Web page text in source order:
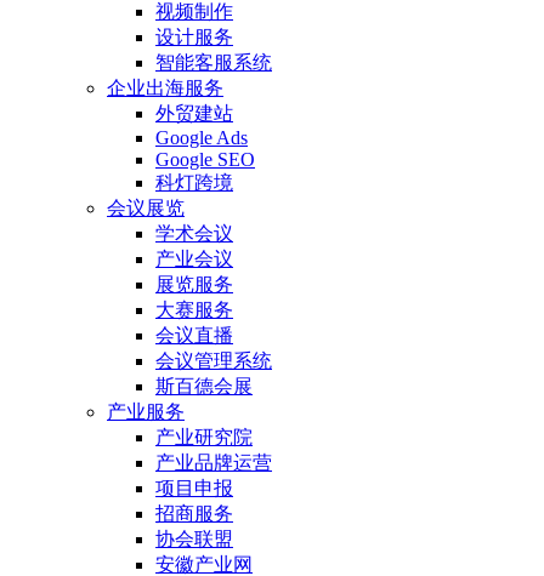
视频制作
设计服务
智能客服系统
企业出海服务
外贸建站
Google Ads
Google SEO
科灯跨境
会议展览
学术会议
产业会议
展览服务
大赛服务
会议直播
会议管理系统
斯百德会展
产业服务
产业研究院
产业品牌运营
项目申报
招商服务
协会联盟
安徽产业网